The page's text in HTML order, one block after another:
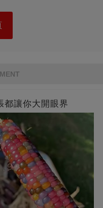
都讓你大開眼界